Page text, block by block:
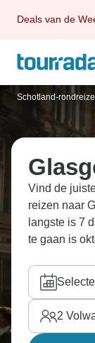
Deals van de
Schotland-
Vind de
reizen naar
langste is 7
te gaan is
2